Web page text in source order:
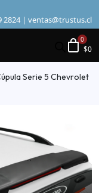
2824 | ventas@trustus.cl
$0
Serie 5 Chevrolet